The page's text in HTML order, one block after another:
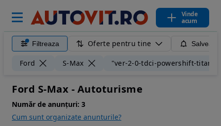
Vinde
acum
Filtreaza Oferte pentru tine
Ford S-Max "ver-2-0-tdci-powershift-
Ford S-Max - Autoturisme
Număr de anunțuri: 3
Cum sunt organizate anunturile?